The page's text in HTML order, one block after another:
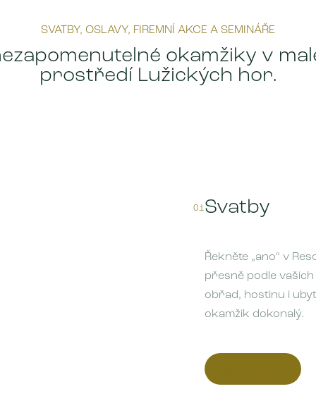
SVATBY, OSLAVY, FIREMNÍ AKCE A SEMINÁŘE
okamžiky v
prostředí Lužických hor.
01 Svatby
Řekněte „ano“ v
přesně podle
obřad, hostinu i
okamžik dokonalý.